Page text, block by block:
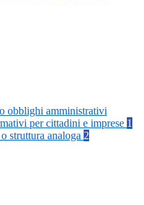
obblighi amministrativi
per cittadini e imprese 1
struttura analoga 2